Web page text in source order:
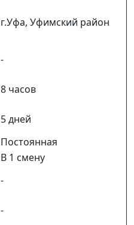
г.Уфа, Уфимский район
-
8 часов
5 дней
Постоянная
В 1 смену
-
-